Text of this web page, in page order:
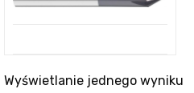
Wyświetlanie jednego wyniku